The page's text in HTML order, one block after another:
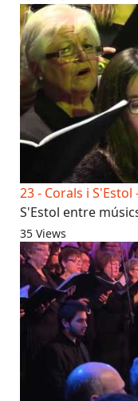
23 - Corals i
S'Estol entre
35 Views